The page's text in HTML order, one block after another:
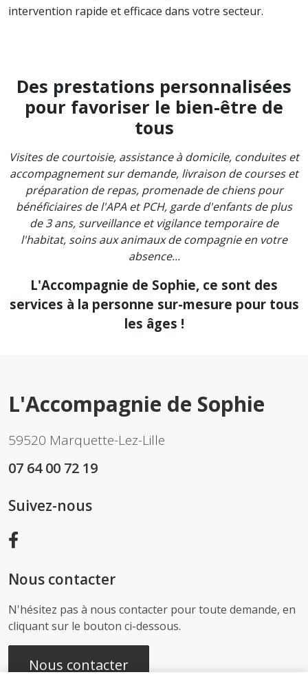
intervention rapide et efficace dans votre secteur.
Des prestations personnalisées
pour favoriser le bien-être de
tous
Visites de courtoisie, assistance à domicile, conduites et
accompagnement sur demande, livraison de courses et
préparation de repas, promenade de chiens pour
bénéficiaires de l'APA et PCH, garde d'enfants de plus
de 3 ans, surveillance et vigilance temporaire de
l'habitat, soins aux animaux de compagnie en votre
absence...
L'Accompagnie de Sophie, ce sont des
services à la personne sur-mesure pour tous
les âges !
L'Accompagnie de Sophie
59520 Marquette-Lez-Lille
07 64 00 72 19
Suivez-nous
Nous contacter
N'hésitez pas à nous contacter pour toute demande, en
cliquant sur le bouton ci-dessous.
Nous contacter